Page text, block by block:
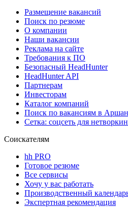
Размещение вакансий
Поиск по резюме
О компании
Наши вакансии
Реклама на сайте
Требования к ПО
Безопасный HeadHunter
HeadHunter API
Партнерам
Инвесторам
Каталог компаний
Поиск по вакансиям в
Сетка: соцсеть для
Соискателям
hh PRO
Готовое резюме
Все сервисы
Хочу у вас работать
Производственный
Экспертная рекомендация